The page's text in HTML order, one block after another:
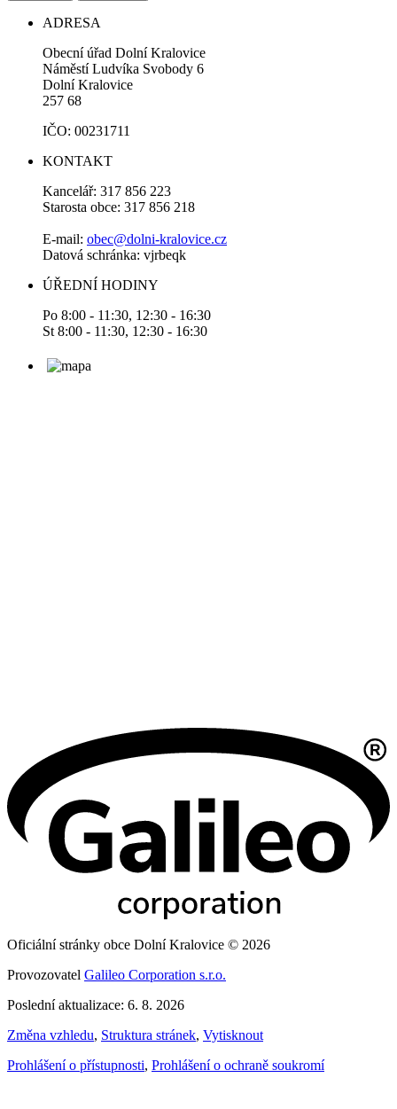
ADRESA
Obecní úřad Dolní Kralovice
Náměstí Ludvíka Svobody 6
Dolní Kralovice
257 68
IČO: 00231711
KONTAKT
Kancelář: 317 856 223
Starosta obce: 317 856 218
E-mail: obec@dolni-kralovice.cz
Datová schránka: vjrbeqk
ÚŘEDNÍ HODINY
Po 8:00 - 11:30, 12:30 - 16:30
St 8:00 - 11:30, 12:30 - 16:30
Oficiální stránky obce Dolní Kralovice © 2026
Provozovatel Galileo Corporation s.r.o.
Poslední aktualizace: 6. 8. 2026
Změna vzhledu, Struktura stránek, Vytisknout
Prohlášení o přístupnosti, Prohlášení o ochraně soukromí